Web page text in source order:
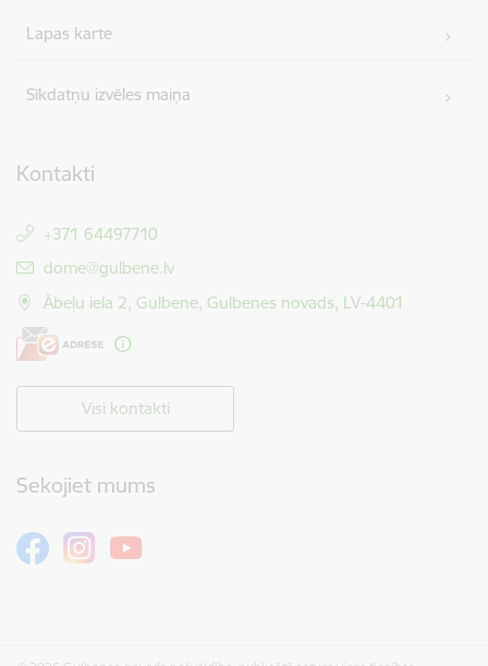
Lapas karte
Sīkdatņu izvēles maiņa
Kontakti
+371 64497710
E-pasts:
dome@gulbene.lv
Ābeļu iela 2, Gulbene, Gulbenes novads, LV-4401
Visi kontakti
Sekojiet mums